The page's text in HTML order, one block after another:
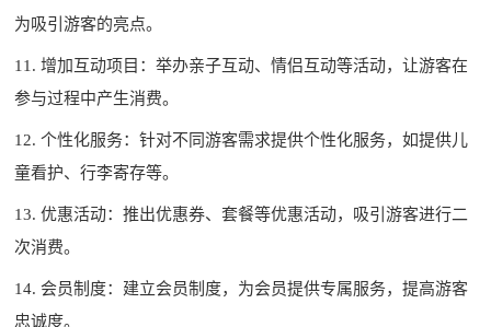
为吸引游客的亮点。
11. 增加互动项目：举办亲子互动、情侣互动等活动，让游客在
参与过程中产生消费。
12. 个性化服务：针对不同游客需求提供个性化服务，如提供儿
童看护、行李寄存等。
13. 优惠活动：推出优惠券、套餐等优惠活动，吸引游客进行二
次消费。
14. 会员制度：建立会员制度，为会员提供专属服务，提高游客
忠诚度。